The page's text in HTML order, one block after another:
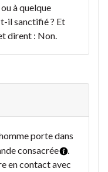
à quelque
il sanctifié ? Et
dirent : Non.
porte dans
consacrée
.
en contact avec